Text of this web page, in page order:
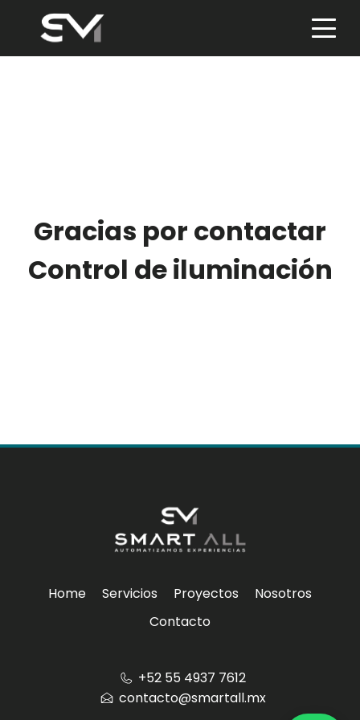
Gracias por contactar
Control de iluminación
Home Servicios Proyectos
Nosotros
Contacto
‪+52 55 4937 7612
contacto@smartall.mx